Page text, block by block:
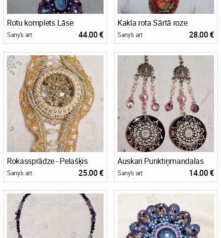
Rotu komplets Lāse
Sany's art 44.00 €
Kakla rota Sārtā roze
Sany's art 28.00 €
Rokassprādze - Pelašķis
Sany's art 25.00 €
Auskari Punktiņmandalas
Sany's art 14.00 €